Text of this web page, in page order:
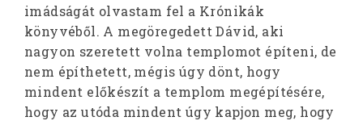
imádságát olvastam fel a Krónikák
könyvéből. A megöregedett Dávid, aki
nagyon szeretett volna templomot építeni, de
nem építhetett, mégis úgy dönt, hogy
mindent előkészít a templom megépítésére,
hogy az utóda mindent úgy kapjon meg, hogy